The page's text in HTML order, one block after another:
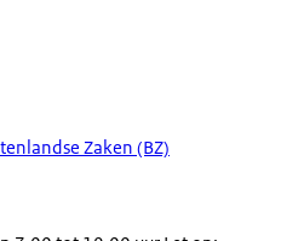
Zaken (BZ)